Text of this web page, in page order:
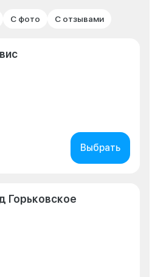
С фото С отзывами
Выбрать
Горьковское